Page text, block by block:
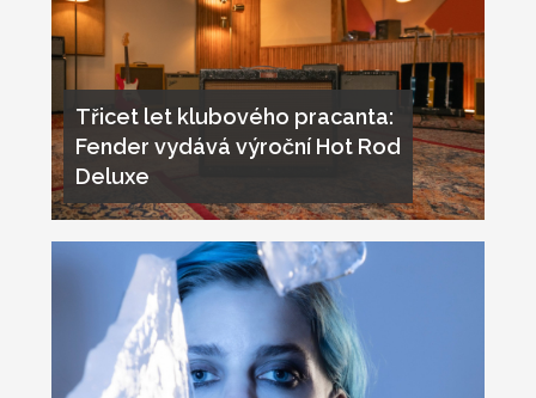
Třicet let klubového pracanta:
Fender vydává výroční Hot Rod
Deluxe